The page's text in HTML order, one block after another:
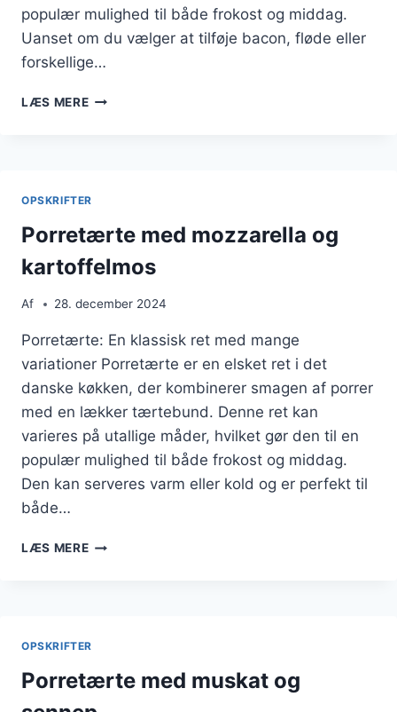
populær mulighed til både frokost og middag.
Uanset om du vælger at tilføje bacon, fløde eller
forskellige…
LÆS MEREPORRETÆRTE
OPSKRIFTER
Porretærte med mozzarella og
kartoffelmos
Af 28. december 2024
Porretærte: En klassisk ret med mange
variationer Porretærte er en elsket ret i det
danske køkken, der kombinerer smagen af porrer
med en lækker tærtebund. Denne ret kan
varieres på utallige måder, hvilket gør den til en
populær mulighed til både frokost og middag.
Den kan serveres varm eller kold og er perfekt til
både…
LÆS MEREPORRETÆRTE
OPSKRIFTER
Porretærte med muskat og